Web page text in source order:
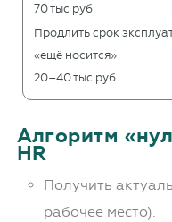
70 тыс руб.
Продлить срок
«ещё носится»
20–40 тыс руб.
Алгоритм
HR
Получить
рабочее место).